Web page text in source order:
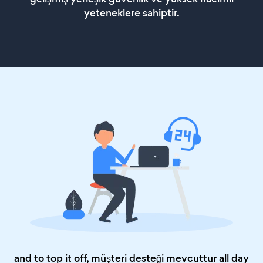
yeteneklere sahiptir.
and to top it off, müşteri desteği mevcuttur all day